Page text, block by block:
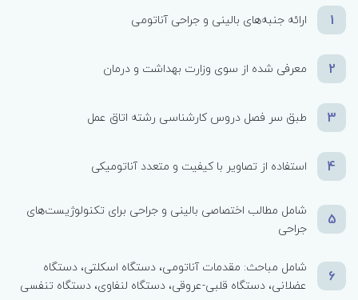
1
ارائه جنبه‌های بالینی و جراحی آناتومی
2 معرفی شده از سوی وزارت بهداشت و درمان
3 طبق سر فصل دروس کارشناسی رشته اتاق عمل
4 استفاده از تصاویر با کیفیت و متعدد آناتومیکی
5
شامل مطالب اختصاصی بالینی و جراحی برای تکنولوژیست‌های
جراحی
6
شامل مباحث: مقدمات آناتومی، دستگاه اسکلتی، دستگاه
عضلانی، دستگاه قلبی-عروقی، دستگاه لنفاوی، دستگاه تنفسی